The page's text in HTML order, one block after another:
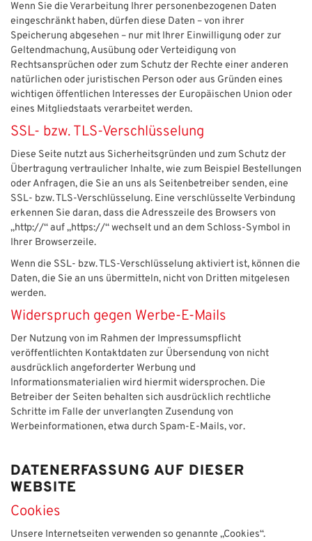
Wenn Sie die Verarbeitung Ihrer personenbezogenen Daten
eingeschränkt haben, dürfen diese Daten – von ihrer
Speicherung abgesehen – nur mit Ihrer Einwilligung oder zur
Geltendmachung, Ausübung oder Verteidigung von
Rechtsansprüchen oder zum Schutz der Rechte einer anderen
natürlichen oder juristischen Person oder aus Gründen eines
wichtigen öffentlichen Interesses der Europäischen Union oder
eines Mitgliedstaats verarbeitet werden.
SSL- bzw. TLS-Verschlüsselung
Diese Seite nutzt aus Sicherheitsgründen und zum Schutz der
Übertragung vertraulicher Inhalte, wie zum Beispiel Bestellungen
oder Anfragen, die Sie an uns als Seitenbetreiber senden, eine
SSL- bzw. TLS-Verschlüsselung. Eine verschlüsselte Verbindung
erkennen Sie daran, dass die Adresszeile des Browsers von
„http://“ auf „https://“ wechselt und an dem Schloss-Symbol in
Ihrer Browserzeile.
Wenn die SSL- bzw. TLS-Verschlüsselung aktiviert ist, können die
Daten, die Sie an uns übermitteln, nicht von Dritten mitgelesen
werden.
Widerspruch gegen Werbe-E-Mails
Der Nutzung von im Rahmen der Impressumspflicht
veröffentlichten Kontaktdaten zur Übersendung von nicht
ausdrücklich angeforderter Werbung und
Informationsmaterialien wird hiermit widersprochen. Die
Betreiber der Seiten behalten sich ausdrücklich rechtliche
Schritte im Falle der unverlangten Zusendung von
Werbeinformationen, etwa durch Spam-E-Mails, vor.
DATENERFASSUNG AUF DIESER
WEBSITE
Cookies
Unsere Internetseiten verwenden so genannte „Cookies“.